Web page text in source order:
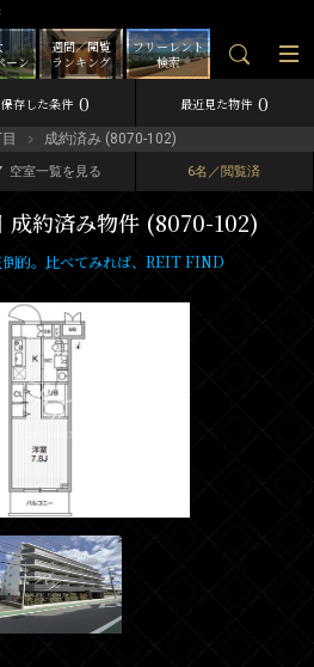
フリーレント
検索
週間／閲覧
ランキング
ーン
保存した条件 0 最近見た物件 0
成約済み (8070-102)
空室一覧を見る 6名／閲覧済
成約済み物件 (8070-102)
的。比べてみれば、REIT FIND